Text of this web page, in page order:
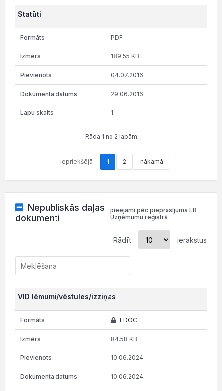
Statūti
PDF
189.55 KB
04.07.2016
29.06.2016
1
Rāda 1 no 2 lapām
iepriekšējā 1 2 nākamā
Nepubliskās daļas
dokumenti
pieejami pēc pieprasījuma LR
Uzņēmumu reģistrā
Rādīt ierakstus
VID lēmumi/vēstules/izziņas
EDOC
84.58 KB
10.06.2024
10.06.2024